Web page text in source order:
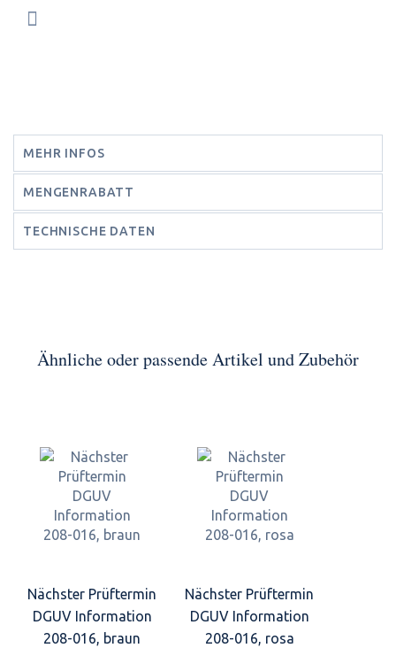
MEHR INFOS
MENGENRABATT
TECHNISCHE DATEN
Ähnliche oder passende Artikel und Zubehör
Nächster Prüftermin
DGUV Information
208-016, braun
Nächster Prüftermin
DGUV Information
208-016, rosa